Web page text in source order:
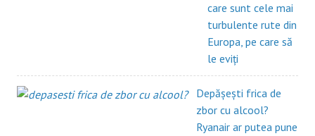
care sunt cele mai
turbulente rute din
Europa, pe care să
le eviți
Depășești frica de
zbor cu alcool?
Ryanair ar putea pune